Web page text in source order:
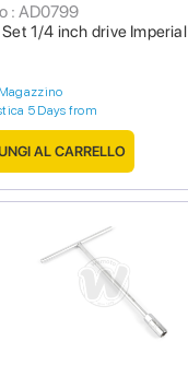
1/4 inch drive Imperial
: AD0799
5 Days from
AL CARRELLO